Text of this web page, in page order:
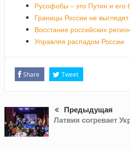
Русофобы – это Путин и его
Границы России не
Восстание российских
Управляя распадом России
Share Tweet
Предыдущая
Латвия согревает